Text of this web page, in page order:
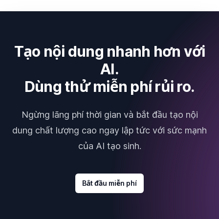
Tạo nội dung nhanh hơn với
AI.
Dùng thử miễn phí rủi ro.
Ngừng lãng phí thời gian và bắt đầu tạo nội
dung chất lượng cao ngay lập tức với sức mạnh
của AI tạo sinh.
Bắt đầu miễn phí